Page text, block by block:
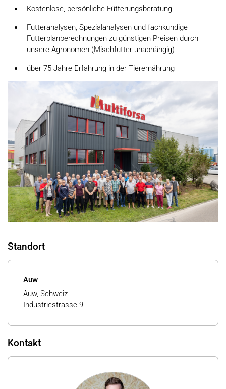
Kostenlose, persönliche Fütterungsberatung
Futteranalysen, Spezialanalysen und fachkundige
Futterplanberechnungen zu günstigen Preisen durch
unsere Agronomen (Mischfutter-unabhängig)
über 75 Jahre Erfahrung in der Tierernährung
Standort
Auw
Auw, Schweiz
Industriestrasse 9
Kontakt